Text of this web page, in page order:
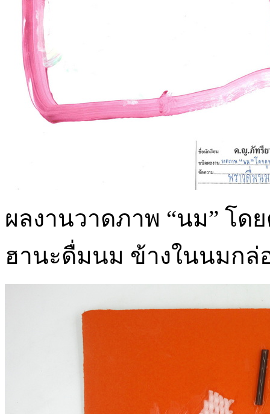
ผลงานวาดภาพ “นม” โด
ฮานะดื่มนม ข้างในนมกล่